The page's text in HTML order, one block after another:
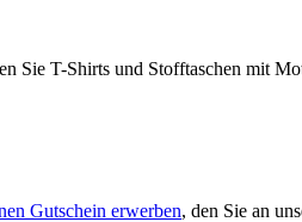
Sie T-Shirts und Stofftaschen mit
Gutschein erwerben, den Sie an